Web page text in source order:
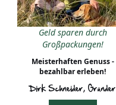
Geld sparen durch
Großpackungen!
Meisterhaften Genuss -
bezahlbar erleben!
Dirk Schneider, Gründer